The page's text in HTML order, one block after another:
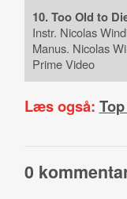
10. Too Old to
Instr. Nicolas
Manus. Nicolas
Prime Video
Læs også:
0